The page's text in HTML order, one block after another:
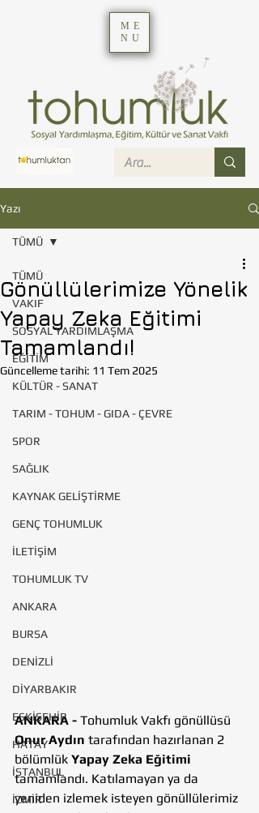
ME
NU
Yazı
TÜMÜ
VAKIF
SOSYAL YARDIMLAŞMA
EĞİTİM
KÜLTÜR - SANAT
TARIM - TOHUM - GIDA - ÇEVRE
SPOR
SAĞLIK
KAYNAK GELİŞTİRME
GENÇ TOHUMLUK
İLETİŞİM
TOHUMLUK TV
ANKARA
BURSA
DENİZLİ
DİYARBAKIR
ESKİŞEHİR
HATAY
İSTANBUL
İZMİR
TÜMÜ
Gönüllülerimize Yönelik
Yapay Zeka Eğitimi
Tamamlandı!
Güncelleme tarihi: 11 Tem 2025
ANKARA - Tohumluk Vakfı gönüllüsü
Onur Aydın tarafından hazırlanan 2
bölümlük Yapay Zeka Eğitimi
tamamlandı. Katılamayan ya da
yeniden izlemek isteyen gönüllülerimiz